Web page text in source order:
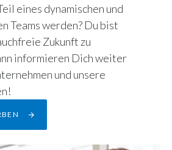
eines dynamischen und
Teams werden? Du bist
Zukunft zu
informieren Dich weiter
und unsere